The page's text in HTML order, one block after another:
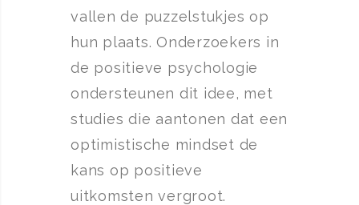
vallen de puzzelstukjes op
hun plaats. Onderzoekers in
de positieve psychologie
ondersteunen dit idee, met
studies die aantonen dat een
optimistische mindset de
kans op positieve
uitkomsten vergroot.